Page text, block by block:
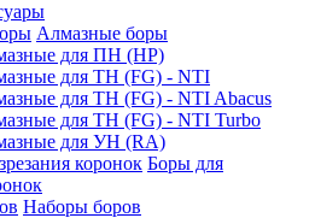
Алмазные боры
для ПН (HP)
для ТН (FG) - NTI
для ТН (FG) - NTI Abacus
для ТН (FG) - NTI Turbo
для УН (RA)
Боры для
Наборы боров